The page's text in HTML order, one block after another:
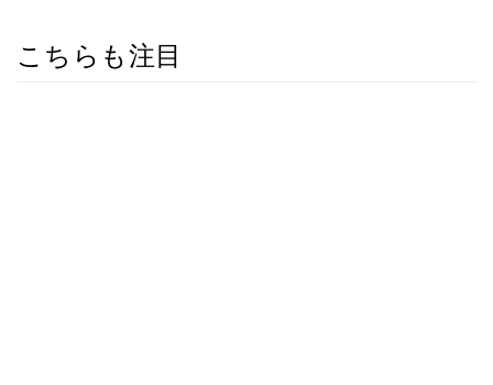
こちらも注目